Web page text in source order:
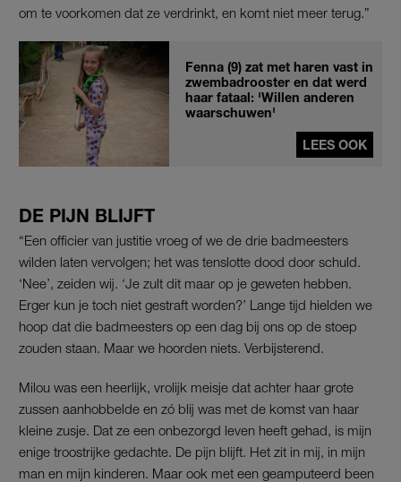
om te voorkomen dat ze verdrinkt, en komt niet meer terug.”
Fenna (9) zat met haren vast in
zwembadrooster en dat werd
haar fataal: 'Willen anderen
waarschuwen'
LEES OOK
DE PIJN BLIJFT
“Een officier van justitie vroeg of we de drie badmeesters
wilden laten vervolgen; het was tenslotte dood door schuld.
‘Nee’, zeiden wij. ‘Je zult dit maar op je geweten hebben.
Erger kun je toch niet gestraft worden?’ Lange tijd hielden we
hoop dat die badmeesters op een dag bij ons op de stoep
zouden staan. Maar we hoorden niets. Verbijsterend.
Milou was een heerlijk, vrolijk meisje dat achter haar grote
zussen aanhobbelde en zó blij was met de komst van haar
kleine zusje. Dat ze een onbezorgd leven heeft gehad, is mijn
enige troostrijke gedachte. De pijn blijft. Het zit in mij, in mijn
man en mijn kinderen. Maar ook met een geamputeerd been